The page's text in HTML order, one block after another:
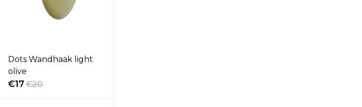
Dots Wandhaak light
olive
€17 €20